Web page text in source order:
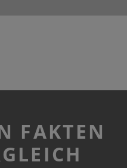
FAKTEN